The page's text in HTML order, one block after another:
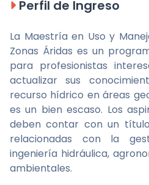
Perfil de Ingreso
La Maestría en Uso y
Zonas Áridas es un
para profesionistas
actualizar sus
recurso hídrico en áreas
es un bien escaso. Los
deben contar con un
relacionadas con la
ingeniería hidráulica,
ambientales.